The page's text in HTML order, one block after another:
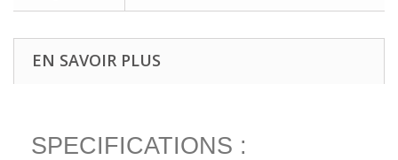
EN SAVOIR PLUS
SPECIFICATIONS :